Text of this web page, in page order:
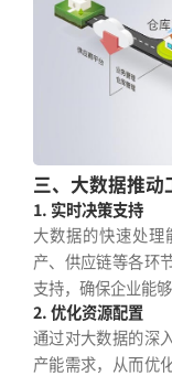
三、大数据推
1. 实时决策支持
大数据的快速处理
产、供应链等各环
支持，确保企业能
2. 优化资源配置
通过对大数据的深
产能需求，从而优